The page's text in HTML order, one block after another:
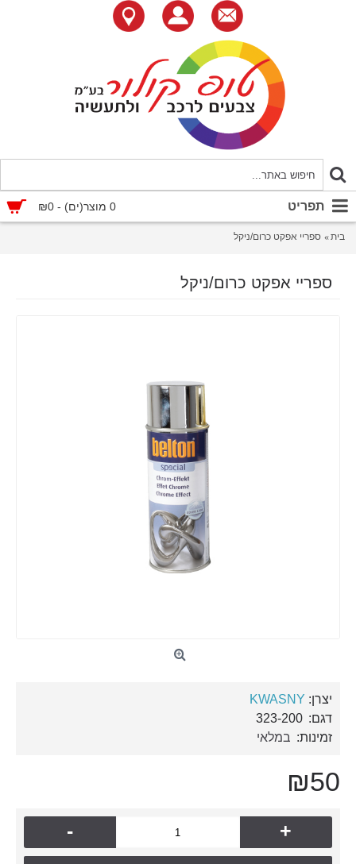
0 מוצר(ים) - ₪0 תפריט
בית ספריי אפקט כרום/ניקל
ספריי אפקט כרום/ניקל
יצרן: KWASNY
דגם: 323-200
זמינות: במלאי
₪50
- +